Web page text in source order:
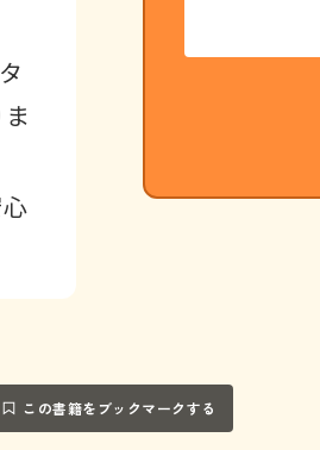
この書籍をブックマークする